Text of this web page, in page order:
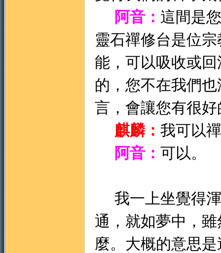
阿音： 這間是
靈石禪修台是位
能，可以吸收或
的，您不在我們
言，會讓您有很
麒麟： 我可以
阿音： 可以。
我一上坐覺得渾
通，就如夢中，
麼。大概的意思